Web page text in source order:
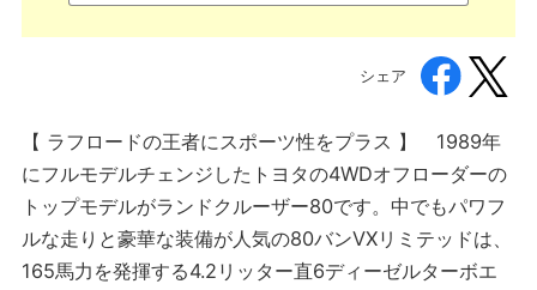
シェア
【 ラフロードの王者にスポーツ性をプラス 】 1989年
にフルモデルチェンジしたトヨタの4WDオフローダーの
トップモデルがランドクルーザー80です。中でもパワフ
ルな走りと豪華な装備が人気の80バンVXリミテッドは、
165馬力を発揮する4.2リッター直6ディーゼルターボエ